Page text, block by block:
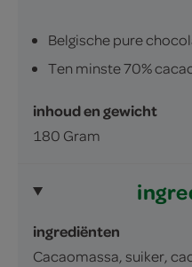
Belgische pure
Ten minste 70%
inhoud en gewicht
180 Gram
ingrediënten
Cacaomassa, suiker,